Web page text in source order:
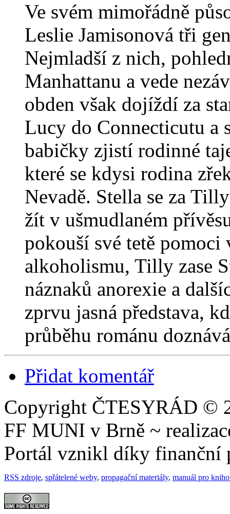
Ve svém mimořádně
Leslie Jamisonová tři
Nejmladší z nich,
Manhattanu a vede
obden však dojíždí za
Lucy do Connecticutu a
babičky zjistí rodinné
které se kdysi rodina
Nevadě. Stella se za
žít v ušmudlaném
pokouší své tetě
alkoholismu, Tilly zase
náznaků anorexie a
zprvu jasná představa,
průběhu románu
Přidat komentář
Copyright ČTESYRÁD ©
FF MUNI v Brně ~
Portál vznikl díky finanční
RSS zdroje, spřátelené weby, propagační materiály, manuál pro